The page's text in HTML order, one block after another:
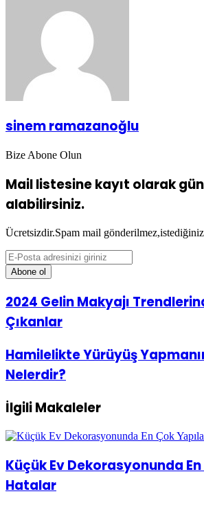
sinem ramazanoğlu
Bize Abone Olun
Mail listesine kayıt olarak
alabilirsiniz.
Ücretsizdir.Spam mail
E-
Posta
adresinizi
2024
Gelin
Makyajı
Çıkanlar
2024 Gelin Makyajı
Çıkanlar
Hamilelikte
Yürüyüş
Yapmanın
Nelerdir?
Hamilelikte Yürüyüş
Nelerdir?
İlgili Makaleler
Küçük Ev Dekorasyonunda
Hatalar